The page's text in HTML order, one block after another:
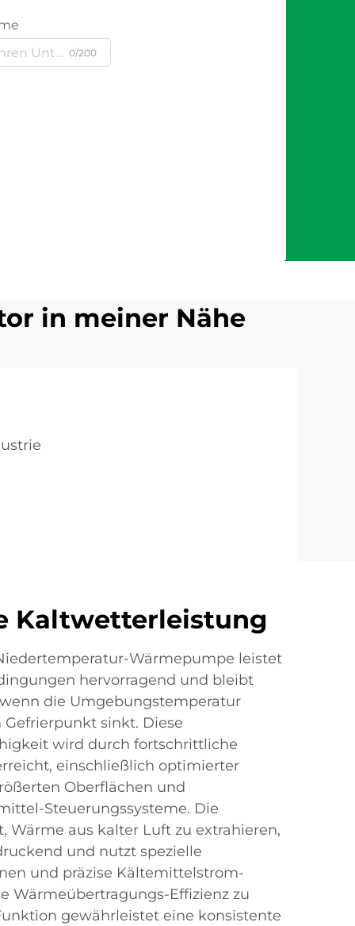
0/200
in meiner Nähe
Kaltwetterleistung
Wärmepumpe leistet
hervorragend und bleibt
die Umgebungstemperatur
sinkt. Diese
wird durch fortschrittliche
einschließlich optimierter
Oberflächen und
Steuerungssysteme. Die
Wärme aus kalter Luft zu extrahieren,
und nutzt spezielle
und präzise Kältemittelstrom-
Wärmeübertragungs-Effizienz zu
gewährleistet eine konsistente